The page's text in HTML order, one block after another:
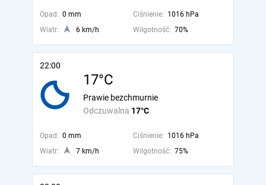
Opad: 0 mm Ciśnienie: 1016 hPa
Wiatr:
6 km/h Wilgotność: 70%
22:00
17°C
Odczuwalna 17°C
Prawie bezchmurnie
Opad: 0 mm Ciśnienie: 1016 hPa
Wiatr:
7 km/h Wilgotność: 75%